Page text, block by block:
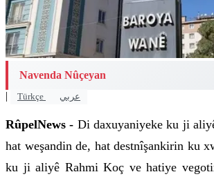
Navenda Nûçeyan
|
Türkçe عربي
RûpelNews - Di daxuyaniyeke ku ji
hat weşandin de, hat destnîşankirin ku
ku ji aliyê Rahmi Koç ve hatiye